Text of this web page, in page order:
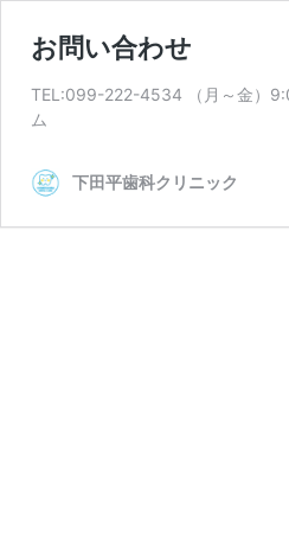
お問い合わせ
TEL:099-222-4534 （月～金）
ム
下田平歯科クリニック